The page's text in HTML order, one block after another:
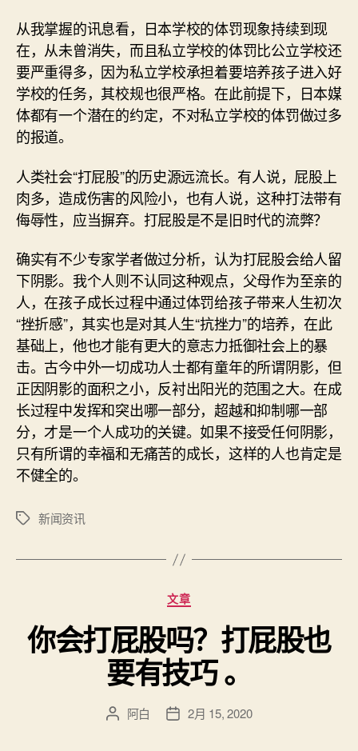
从我掌握的讯息看，日本学校的体罚现象持续到现
在，从未曾消失，而且私立学校的体罚比公立学校还
要严重得多，因为私立学校承担着要培养孩子进入好
学校的任务，其校规也很严格。在此前提下，日本媒
体都有一个潜在的约定，不对私立学校的体罚做过多
的报道。
人类社会“打屁股”的历史源远流长。有人说，屁股上
肉多，造成伤害的风险小，也有人说，这种打法带有
侮辱性，应当摒弃。打屁股是不是旧时代的流弊？
确实有不少专家学者做过分析，认为打屁股会给人留
下阴影。我个人则不认同这种观点，父母作为至亲的
人，在孩子成长过程中通过体罚给孩子带来人生初次
“挫折感”，其实也是对其人生“抗挫力”的培养，在此
基础上，他也才能有更大的意志力抵御社会上的暴
击。古今中外一切成功人士都有童年的所谓阴影，但
正因阴影的面积之小，反衬出阳光的范围之大。在成
长过程中发挥和突出哪一部分，超越和抑制哪一部
分，才是一个人成功的关键。如果不接受任何阴影，
只有所谓的幸福和无痛苦的成长，这样的人也肯定是
不健全的。
标
新闻资讯
分
类
文章
你会打屁股吗？打屁股也
要有技巧 。
文 阿白
发 2月 15, 2020